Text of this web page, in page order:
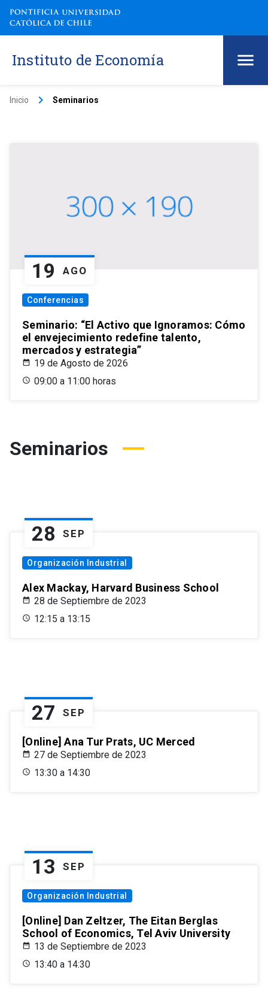
Instituto de Economía
Inicio keyboard_arrow_right Seminarios
19 AGO
Conferencias
Seminario: “El Activo que Ignoramos: Cómo
el envejecimiento redefine talento,
mercados y estrategia”
19 de Agosto de 2026
09:00 a 11:00 horas
Seminarios
28 SEP
Organización Industrial
Alex Mackay, Harvard Business School
28 de Septiembre de 2023
12:15 a 13:15
27 SEP
[Online] Ana Tur Prats, UC Merced
27 de Septiembre de 2023
13:30 a 14:30
13 SEP
Organización Industrial
[Online] Dan Zeltzer, The Eitan Berglas
School of Economics, Tel Aviv University
13 de Septiembre de 2023
13:40 a 14:30